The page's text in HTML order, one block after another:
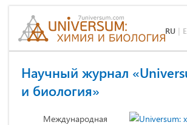
RU |
Научный журнал
и биология»
Международная